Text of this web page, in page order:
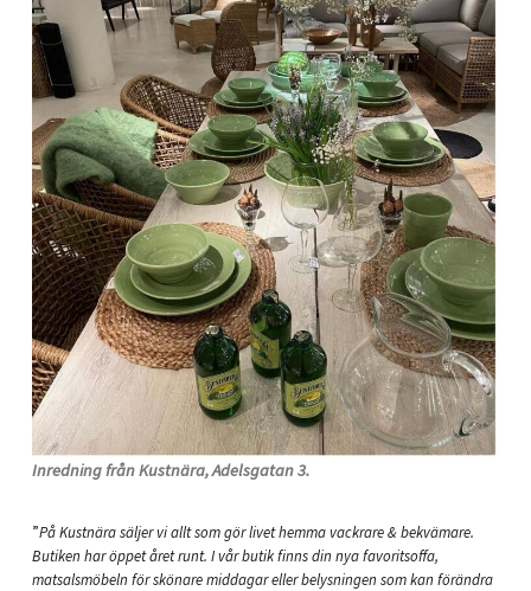
Inredning från Kustnära, Adelsgatan 3.
”På Kustnära säljer vi allt som gör livet hemma vackrare & bekvämare.
Butiken har öppet året runt. I vår butik finns din nya favoritsoffa,
matsalsmöbeln för skönare middagar eller belysningen som kan förändra